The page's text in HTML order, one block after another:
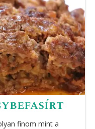
finom mint a